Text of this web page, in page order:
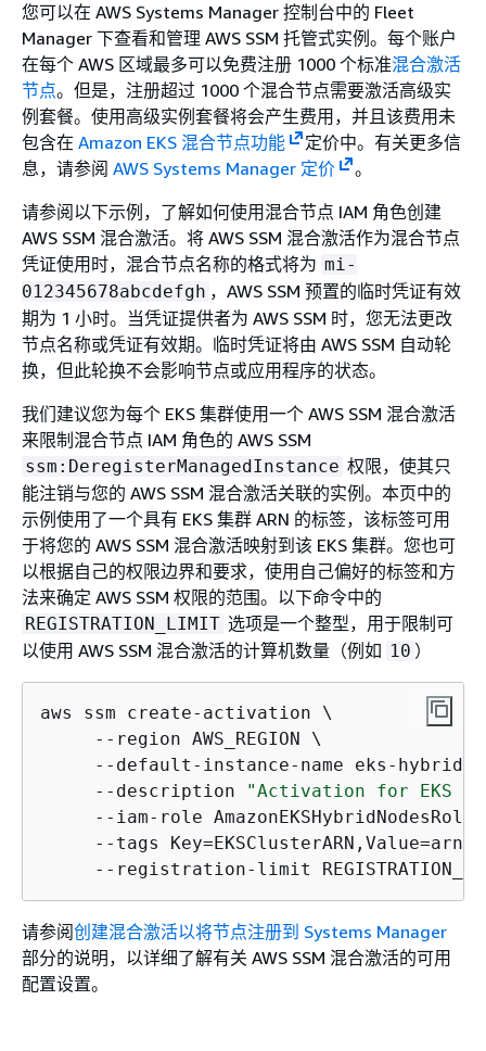
您可以在 AWS Systems Manager 控制台中的 Fleet
Manager 下查看和管理 AWS SSM 托管式实例。每个账户
在每个 AWS 区域最多可以免费注册 1000 个标准混合激活
节点。但是，注册超过 1000 个混合节点需要激活高级实
例套餐。使用高级实例套餐将会产生费用，并且该费用未
包含在 Amazon EKS 混合节点功能
定价中。有关更多信
息，请参阅 AWS Systems Manager 定价
。
请参阅以下示例，了解如何使用混合节点 IAM 角色创建
AWS SSM 混合激活。将 AWS SSM 混合激活作为混合节点
凭证使用时，混合节点名称的格式将为 mi-
012345678abcdefgh ，AWS SSM 预置的临时凭证有效
期为 1 小时。当凭证提供者为 AWS SSM 时，您无法更改
节点名称或凭证有效期。临时凭证将由 AWS SSM 自动轮
换，但此轮换不会影响节点或应用程序的状态。
我们建议您为每个 EKS 集群使用一个 AWS SSM 混合激活
来限制混合节点 IAM 角色的 AWS SSM
ssm:DeregisterManagedInstance 权限，使其只
能注销与您的 AWS SSM 混合激活关联的实例。本页中的
示例使用了一个具有 EKS 集群 ARN 的标签，该标签可用
于将您的 AWS SSM 混合激活映射到该 EKS 集群。您也可
以根据自己的权限边界和要求，使用自己偏好的标签和方
法来确定 AWS SSM 权限的范围。以下命令中的
REGISTRATION_LIMIT 选项是一个整型，用于限制可
以使用 AWS SSM 混合激活的计算机数量（例如 10 ）
aws ssm create-activation \
     --region AWS_REGION \
--default-instance-name eks-hybrid-
     --description
"Activation for EKS
--iam-role AmazonEKSHybridNodesRole
--tags
--registration-limit
请参阅创建混合激活以将节点注册到 Systems Manager
部分的说明，以详细了解有关 AWS SSM 混合激活的可用
配置设置。